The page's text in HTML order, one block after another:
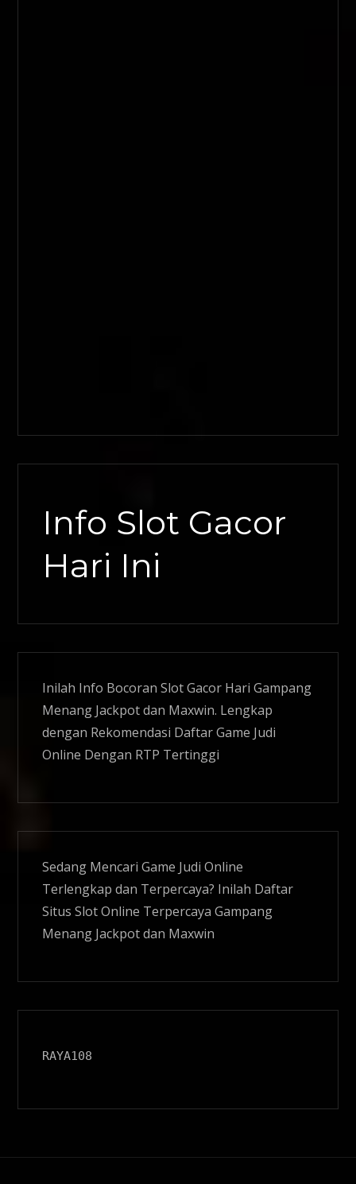
Info Slot Gacor
Hari Ini
Inilah Info BocoranSlot Gacor Hari Gampang
Menang Jackpot dan Maxwin. Lengkap
dengan Rekomendasi Daftar Game Judi
Online Dengan RTP Tertinggi
Sedang Mencari Game Judi Online
Terlengkap dan Terpercaya? Inilah Daftar
SitusSlot Online Terpercaya Gampang
Menang Jackpot dan Maxwin
RAYA108